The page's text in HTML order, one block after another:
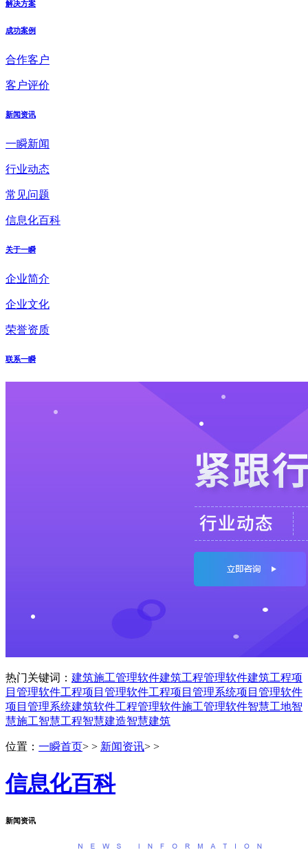
解决方案
成功案例
合作客户
客户评价
新闻资讯
一瞬新闻
行业动态
常见问题
信息化百科
关于一瞬
企业简介
企业文化
荣誉资质
联系一瞬
热门关键词： 建筑施工管理软件建筑工程管理软件建筑工程项
目管理软件工程项目管理软件工程项目管理系统项目管理软件
项目管理系统建筑软件工程管理软件施工管理软件智慧工地智
慧施工智慧工程智慧建造智慧建筑
位置： 一瞬首页> > 新闻资讯> >
信息化百科
新闻资讯